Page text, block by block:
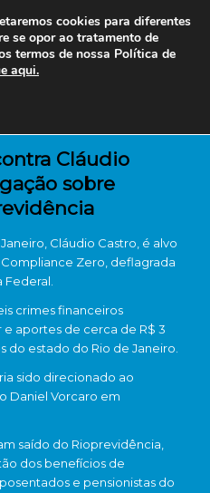
Cláudio
sobre
Cláudio Castro, é alvo
Zero, deflagrada
crimes financeiros
aportes de cerca de R$ 3
do estado do Rio de Janeiro.
sido direcionado ao
Daniel Vorcaro em
saído do Rioprevidência,
dos benefícios de
e pensionistas do
cookies para diferentes
se opor ao tratamento de
termos de nossa Política de
aqui.